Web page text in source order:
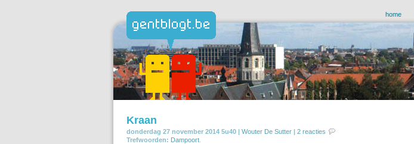
home
Kraan
donderdag 27 november 2014 5u40 | Wouter De Sutter | 2 reacties
Trefwoorden: Dampoort